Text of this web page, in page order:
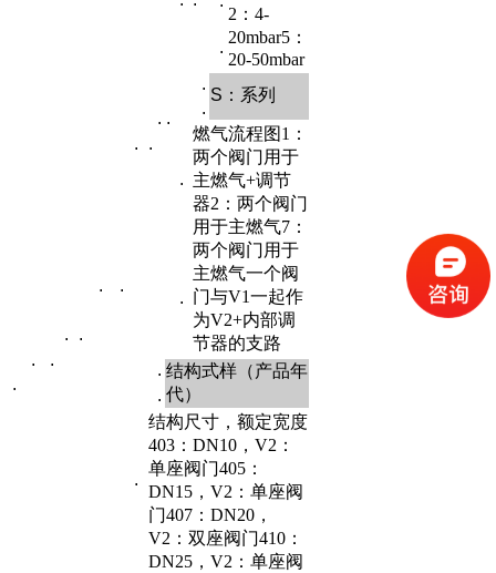
.
. .
. .
. .
. .
. .
2：4-
20mbar5：
20-50mbar
.
.
S ：系列
.
.
燃气流程图1：
两个阀门用于
主燃气+调节
器2：两个阀门
用于主燃气7：
两个阀门用于
主燃气一个阀
门与V1一起作
为V2+内部调
节器的支路
.
. 结构式样（产品年
代）
.
.
结构尺寸，额定宽度
403：DN10，V2：
单座阀门405：
DN15，V2：单座阀
门407：DN20，
V2：双座阀门410：
DN25，V2：单座阀